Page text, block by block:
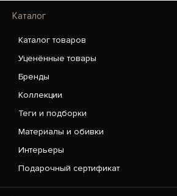
Каталог
Каталог товаров
Уценённые товары
Бренды
Коллекции
Теги и подборки
Материалы и обивки
Интерьеры
Подарочный сертификат